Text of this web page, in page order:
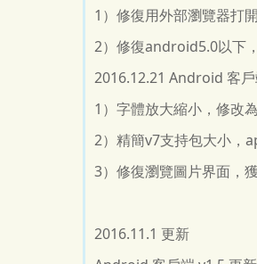
1）修復用外部瀏覽器打
2）修復android5.0以下
2016.12.21 Android 客
1）字體放大縮小，修改
2）精簡v7支持包大小，
3）修復瀏覽圖片界面，
2016.11.1 更新